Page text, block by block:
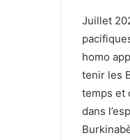
Juillet
homo
tenir les
temps et
dans